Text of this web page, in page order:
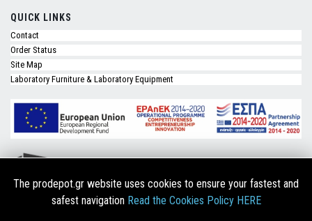
QUICK LINKS
Contact
Order Status
Site Map
Laboratory Furniture & Laboratory Equipment
The prodepot.gr website uses cookies to ensure your fastest and
safest navigation Read the Cookies Policy HERE